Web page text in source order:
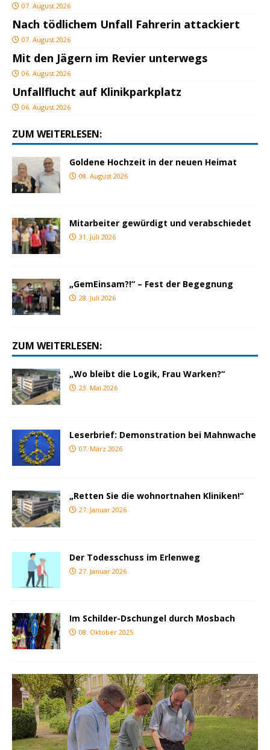
07. August 2026
Nach tödlichem Unfall Fahrerin attackiert
07. August 2026
Mit den Jägern im Revier unterwegs
06. August 2026
Unfallflucht auf Klinikparkplatz
06. August 2026
ZUM WEITERLESEN:
Goldene Hochzeit in der neuen Heimat
08. August 2026
Mitarbeiter gewürdigt und verabschiedet
31. Juli 2026
„GemEinsam?!“ – Fest der Begegnung
28. Juli 2026
ZUM WEITERLESEN:
„Wo bleibt die Logik, Frau Warken?“
23. Mai 2026
Leserbrief: Demonstration bei Mahnwache
07. März 2026
„Retten Sie die wohnortnahen Kliniken!“
27. Januar 2026
Der Todesschuss im Erlenweg
27. Januar 2026
Im Schilder-Dschungel durch Mosbach
08. Oktober 2025